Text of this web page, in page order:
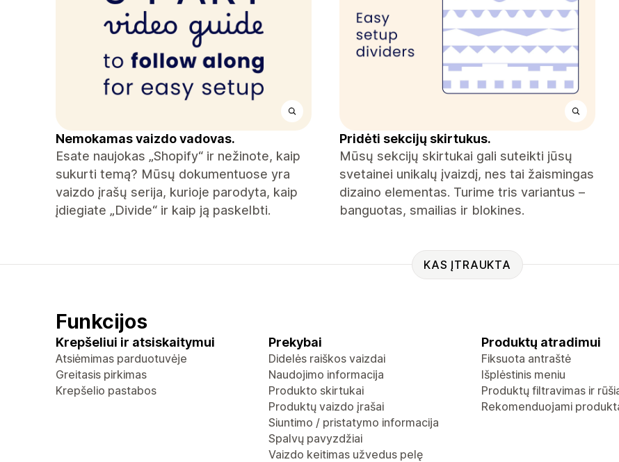
Nemokamas vaizdo vadovas.
Esate naujokas „Shopify“ ir nežinote, kaip
sukurti temą? Mūsų dokumentuose yra
vaizdo įrašų serija, kurioje parodyta, kaip
įdiegiate „Divide“ ir kaip ją paskelbti.
Pridėti sekcijų skirtukus.
Mūsų sekcijų skirtukai gali suteikti jūsų
svetainei unikalų įvaizdį, nes tai žaismingas
dizaino elementas. Turime tris variantus –
banguotas, smailias ir blokines.
KAS ĮTRAUKTA
Funkcijos
Krepšeliui ir atsiskaitymui
Atsiėmimas parduotuvėje
Greitasis pirkimas
Krepšelio pastabos
Prekybai
Didelės raiškos vaizdai
Naudojimo informacija
Produkto skirtukai
Produktų vaizdo įrašai
Siuntimo / pristatymo informacija
Spalvų pavyzdžiai
Vaizdo keitimas užvedus pelę
Produktų atradimui
Fiksuota antraštė
Išplėstinis meniu
Produktų filtravimas ir
Rekomenduojami